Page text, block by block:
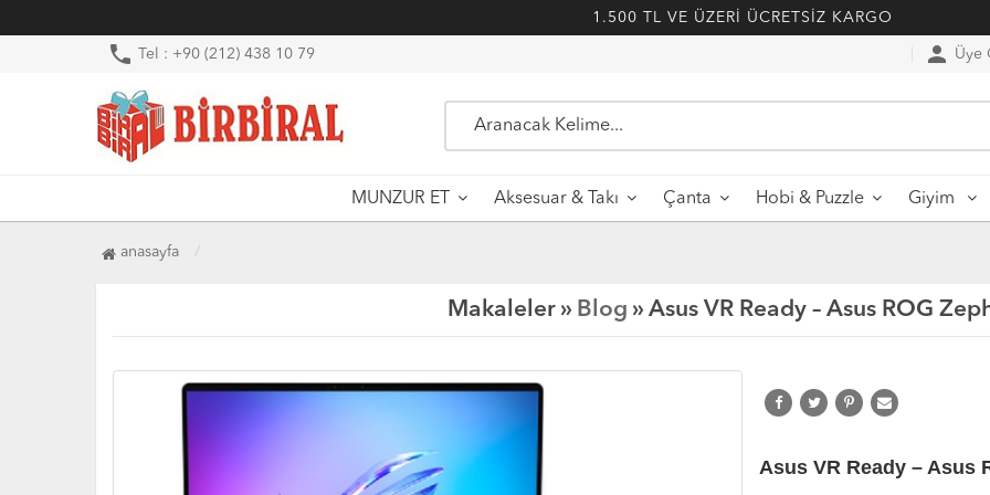
1.500 TL VE ÜZERİ ÜCRETSİZ KARGO
phone Tel : +90 (212) 438 10 79 person Üye
MUNZUR ET Aksesuar & Takı Çanta Hobi & Puzzle Giyim
anasayfa
Makaleler » Blog » Asus VR Ready – Asus ROG
Asus VR Ready – Asus